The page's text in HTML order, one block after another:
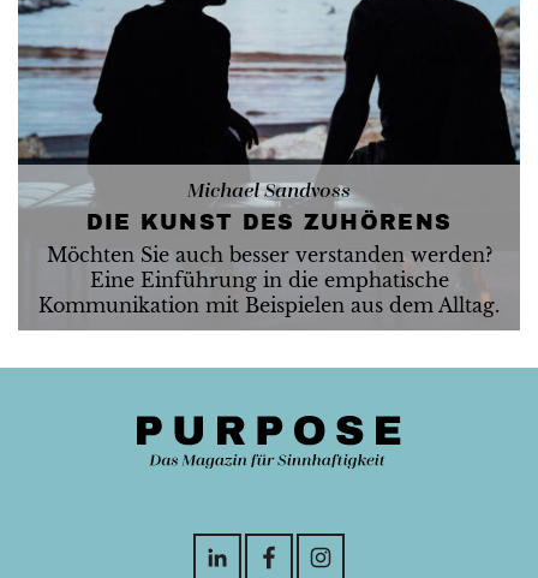
Michael Sandvoss
DIE KUNST DES ZUHÖRENS
Möchten Sie auch besser verstanden werden?
Eine Einführung in die emphatische
Kommunikation mit Beispielen aus dem Alltag.